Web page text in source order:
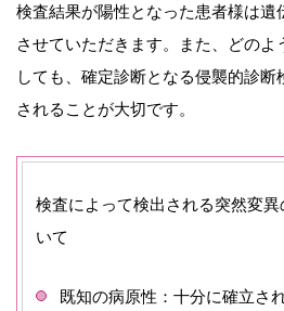
検査結果が陽性となった患者様は遺
させていただきます。また、どのよ
しても、確定診断となる侵襲的診
されることが大切です。
検査によって検出される突然変
いて
既知の病原性：十分に確立さ